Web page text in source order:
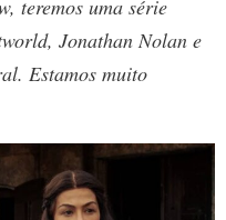
teremos uma série
Jonathan Nolan e
Estamos muito